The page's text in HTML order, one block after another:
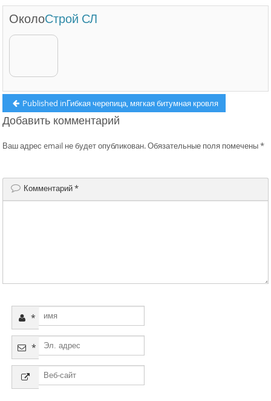
ОколоСтрой СЛ
Навигация
по
записям
Published inГибкая черепица, мягкая битумная кровля
Добавить комментарий
Ваш адрес email не будет опубликован.Обязательные поля помечены*
Комментарий*
*
*